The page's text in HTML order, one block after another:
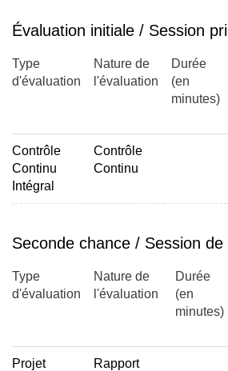
Évaluation initiale / Session
Type
d'évaluation
Nature de
l'évaluation
Durée
(en
minutes)
Contrôle
Continu
Intégral
Contrôle
Continu
Seconde chance / Session
Type
d'évaluation
Nature de
l'évaluation
Durée
(en
minutes)
Projet Rapport